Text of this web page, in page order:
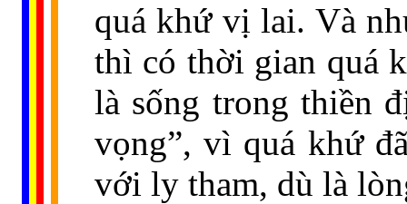
quá khứ vị lai. Và
thì có thời gian quá
là sống trong thiền
vọng”, vì quá khứ
với ly tham, dù là